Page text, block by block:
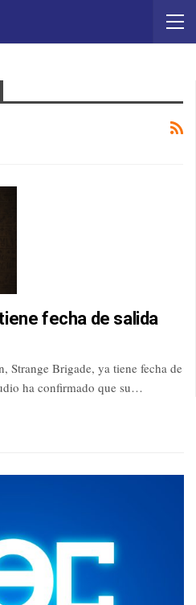
fecha de salida
Strange Brigade, ya tiene fecha de
ha confirmado que su…